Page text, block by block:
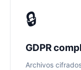
🔒
GDPR
Archivos